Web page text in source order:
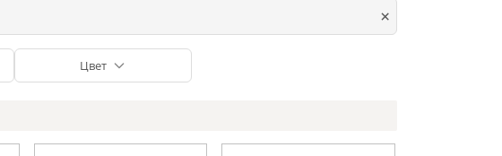
×
Цвет